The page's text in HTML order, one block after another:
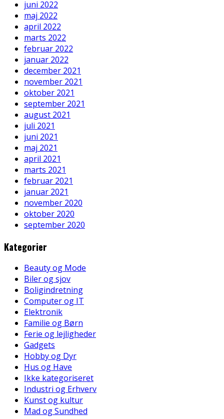
juni 2022
maj 2022
april 2022
marts 2022
februar 2022
januar 2022
december 2021
november 2021
oktober 2021
september 2021
august 2021
juli 2021
juni 2021
maj 2021
april 2021
marts 2021
februar 2021
januar 2021
november 2020
oktober 2020
september 2020
Kategorier
Beauty og Mode
Biler og sjov
Boligindretning
Computer og IT
Elektronik
Familie og Børn
Ferie og lejligheder
Gadgets
Hobby og Dyr
Hus og Have
Ikke kategoriseret
Industri og Erhverv
Kunst og kultur
Mad og Sundhed